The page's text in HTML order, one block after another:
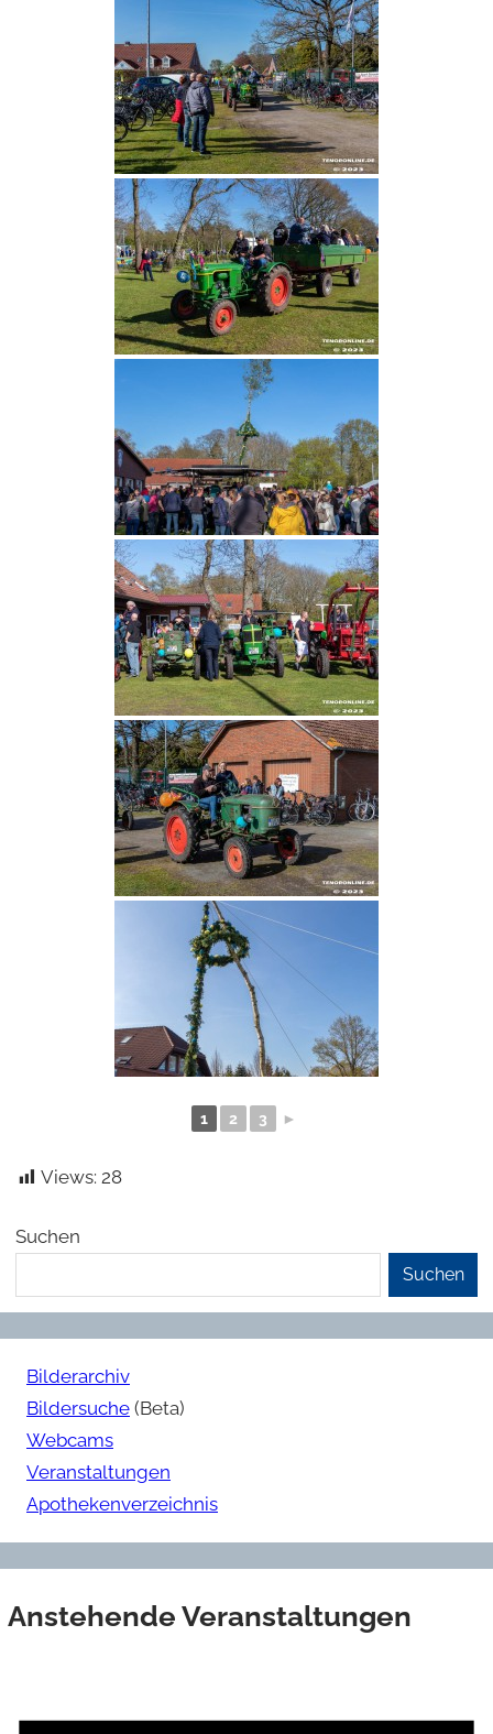
1 2 3 ►
Views: 28
Suchen
Suchen
Bilderarchiv
Bildersuche (Beta)
Webcams
Veranstaltungen
Apothekenverzeichnis
Anstehende Veranstaltungen